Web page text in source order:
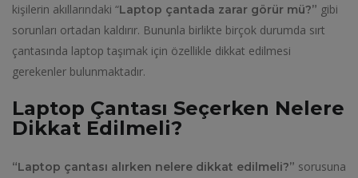
kişilerin akıllarındaki “Laptop çantada zarar görür mü?” gibi
sorunları ortadan kaldırır. Bununla birlikte birçok durumda sırt
çantasında laptop taşımak için özellikle dikkat edilmesi
gerekenler bulunmaktadır.
Laptop Çantası Seçerken Nelere
Dikkat Edilmeli?
“Laptop çantası alırken nelere dikkat edilmeli?” sorusuna